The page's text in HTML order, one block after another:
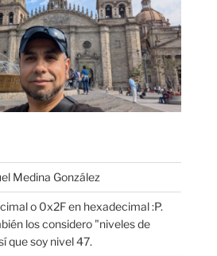
Medina González
o 0x2F en hexadecimal :P.
los considero "niveles de
que soy nivel 47.